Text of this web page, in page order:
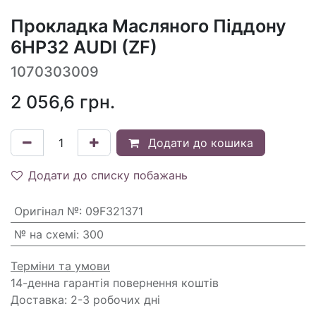
Прокладка Масляного Піддону
6HP32 AUDI (ZF)
1070303009
2 056,6 грн.
Додати до кошика
Додати до списку побажань
Оригінал №: 09F321371
№ на схемі: 300
Терміни та умови
14-денна гарантія повернення коштів
Доставка: 2-3 робочих дні